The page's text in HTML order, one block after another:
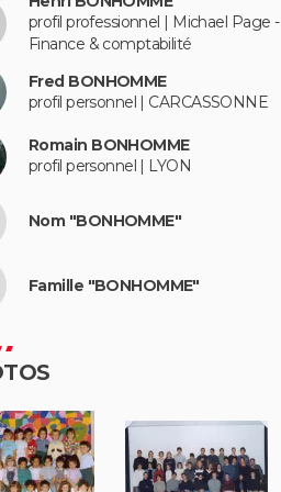
profil professionnel | Michael Page -
Finance & comptabilité
Fred BONHOMME
profil personnel | CARCASSONNE
Romain BONHOMME
profil personnel | LYON
Nom "BONHOMME"
Famille "BONHOMME"